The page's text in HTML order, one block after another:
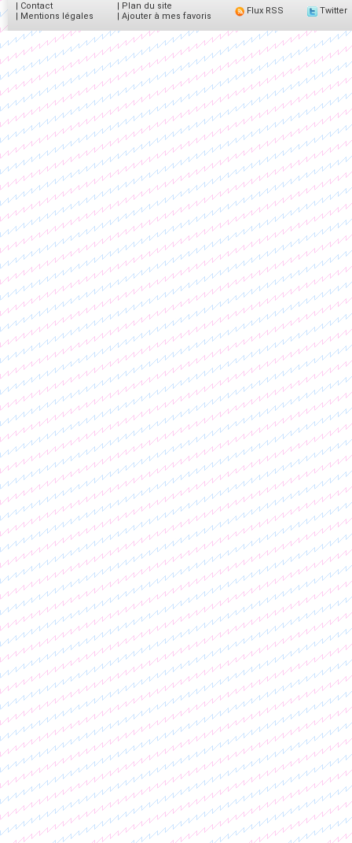
| Contact
| Mentions légales
| Plan du site
| Ajouter à mes favoris
Flux RSS Twitter